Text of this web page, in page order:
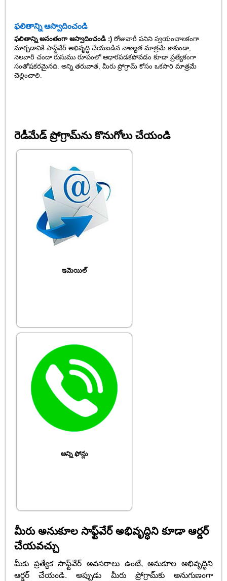
ఫలితాన్ని ఆస్వాదించండి
ఫలితాన్ని అనంతంగా ఆస్వాదించండి :) రోజువారీ పనిని స్వయంచాలకంగా
మార్చడానికి సాఫ్ట్‌వేర్ అభివృద్ధి చేయబడిన నాణ్యత మాత్రమే కాకుండా,
నెలవారీ చందా రుసుము రూపంలో ఆధారపడకపోవడం కూడా ప్రత్యేకంగా
సంతోషకరమైనది. అన్ని తరువాత, మీరు ప్రోగ్రామ్ కోసం ఒకసారి మాత్రమే
చెల్లించాలి.
రెడీమేడ్ ప్రోగ్రామ్‌ను కొనుగోలు చేయండి
ఇమెయిల్
అన్ని ఫోన్లు
మీరు అనుకూల సాఫ్ట్‌వేర్ అభివృద్ధిని కూడా ఆర్డర్
చేయవచ్చు
మీకు ప్రత్యేక సాఫ్ట్‌వేర్ అవసరాలు ఉంటే, అనుకూల అభివృద్ధిని
ఆర్డర్ చేయండి. అప్పుడు మీరు ప్రోగ్రామ్‌కు అనుగుణంగా